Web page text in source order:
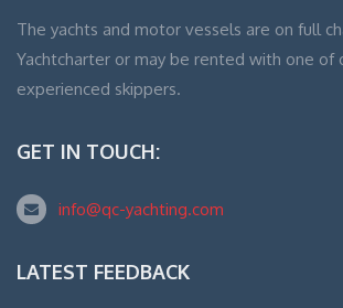
The yachts and motor vessels are on full
Yachtcharter or may be rented with one of
experienced skippers.
GET IN TOUCH:
info@qc-yachting.com
LATEST FEEDBACK